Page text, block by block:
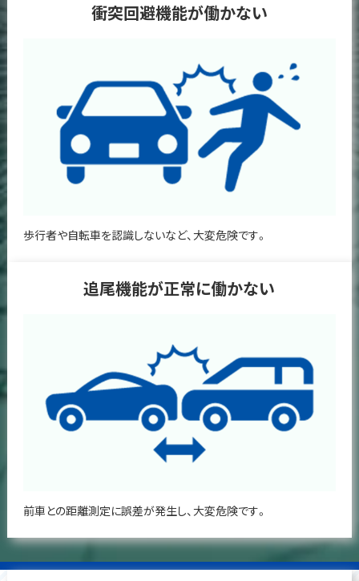
衝突回避機能が働かない
歩行者や自転車を認識しないなど、大変危険です。
追尾機能が正常に働かない
前車との距離測定に誤差が発生し、大変危険です。